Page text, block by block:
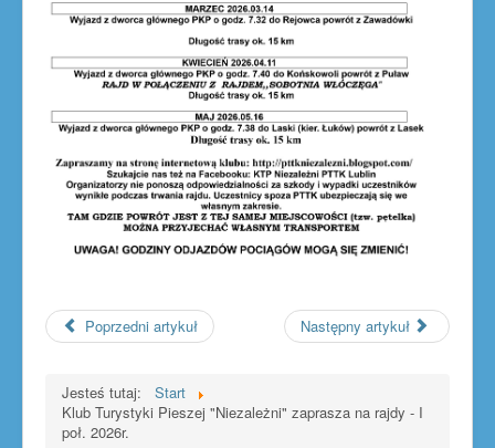
Poprzedni artykuł Następny artykuł
Jesteś tutaj:
Start
Klub Turystyki Pieszej "Niezależni" zaprasza na rajdy - I
poł. 2026r.